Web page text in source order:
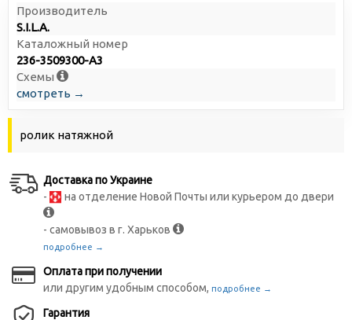
Производитель
S.I.L.A.
Каталожный номер
236-3509300-А3
Схемы
смотреть →
ролик натяжной
Доставка по Украине
-
на отделение Новой Почты или курьером до двери
- самовывоз в г. Харьков
подробнее →
Оплата при получении
или другим удобным способом, подробнее →
Гарантия